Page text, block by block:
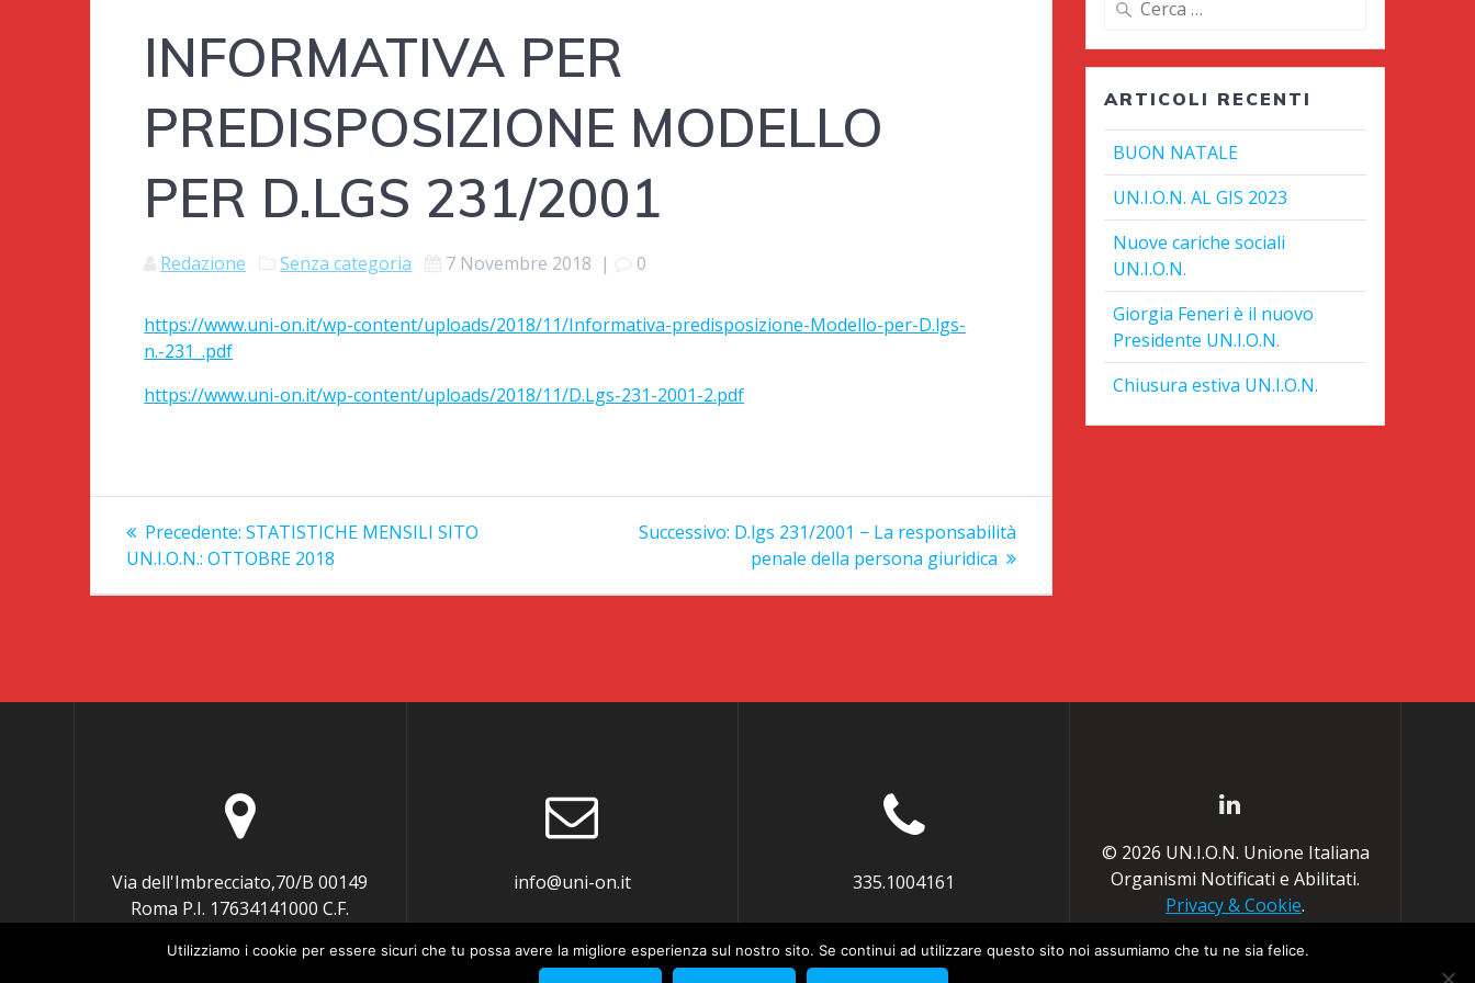
INFORMATIVA PER
PREDISPOSIZIONE MODELLO
PER D.LGS 231/2001
Redazione Senza categoria 7 Novembre 2018 | 0
https://www.uni-on.it/wp-content/uploads/2018/11/Informativa-predisposizione-Modello-per-D.lgs-
n.-231_.pdf
https://www.uni-on.it/wp-content/uploads/2018/11/D.Lgs-231-2001-2.pdf
Navigazione
articoli
Precedente: Articolo
precedente:
STATISTICHE MENSILI SITO
UN.I.O.N.: OTTOBRE 2018
Successivo: Articolo
successivo:
D.lgs 231/2001 − La responsabilità
penale della persona giuridica
ARTICOLI RECENTI
BUON NATALE
UN.I.O.N. AL GIS 2023
Nuove cariche sociali
UN.I.O.N.
Giorgia Feneri è il nuovo
Presidente UN.I.O.N.
Chiusura estiva UN.I.O.N.
Via dell'Imbrecciato,70/B 00149
Roma P.I. 17634141000 C.F.
info@uni-on.it 335.1004161
© 2026 UN.I.O.N. Unione Italiana
Organismi Notificati e Abilitati.
Privacy & Cookie.
Utilizziamo i cookie per essere sicuri che tu possa avere la migliore esperienza sul nostro sito. Se continui ad utilizzare questo sito noi assumiamo che tu ne sia felice.